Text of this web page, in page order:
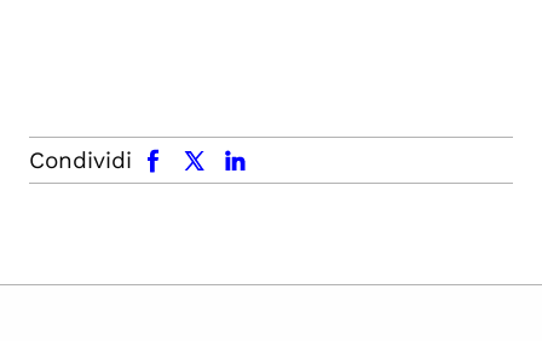
Condividi
facebook x.com linkedin